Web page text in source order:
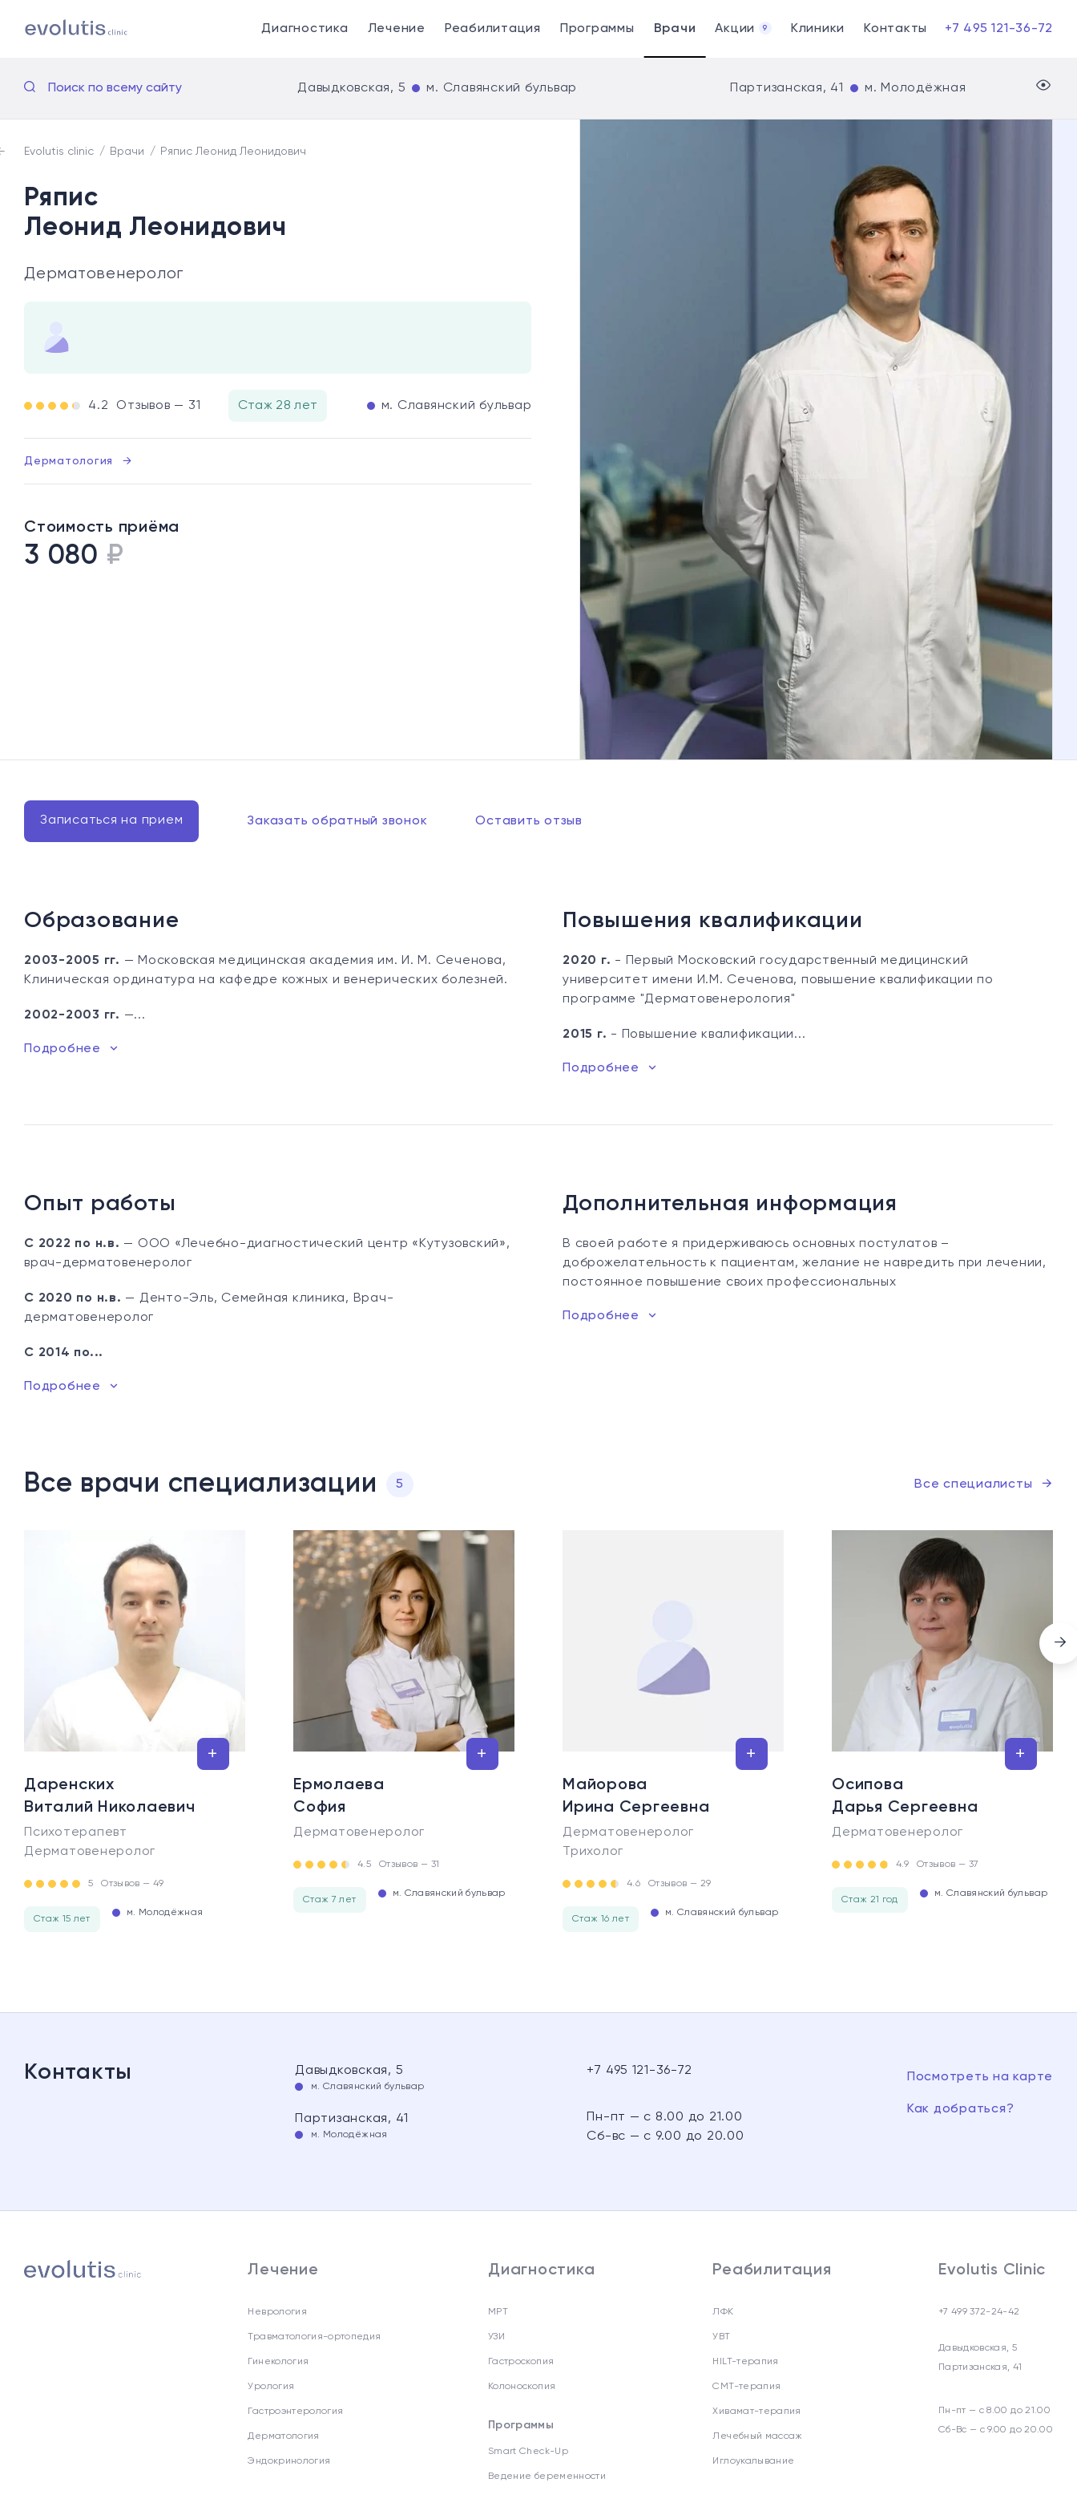
Диагностика Лечение Реабилитация Программы Врачи Акции 9 Клиники Контакты +7 495 121-36-72
Поиск по всему сайту Давыдковская, 5 м. Славянский бульвар Партизанская, 41 м. Молодёжная
Evolutis clinic Врачи Ряпис Леонид Леонидович
Ряпис
Леонид Леонидович
Дерматовенеролог
4.2 Отзывов — 31 Стаж 28 лет м. Славянский бульвар
Дерматология →
Стоимость приёма
3 080 ₽
Записаться на прием Заказать обратный звонок Оставить отзыв
Образование
2003-2005 гг. — Московская медицинская академия им. И. М. Сеченова,
Клиническая ординатура на кафедре кожных и венерических болезней.
2002-2003 гг. —...
Подробнее
Повышения квалификации
2020 г. - Первый Московский государственный медицинский
университет имени И.М. Сеченова, повышение квалификации по
программе "Дерматовенерология"
2015 г. - Повышение квалификации...
Подробнее
Опыт работы
С 2022 по н.в. — ООО «Лечебно-диагностический центр «Кутузовский»,
врач-дерматовенеролог
С 2020 по н.в. — Денто-Эль, Семейная клиника, Врач-
дерматовенеролог
С 2014 по...
Подробнее
Дополнительная информация
В своей работе я придерживаюсь основных постулатов –
доброжелательность к пациентам, желание не навредить при лечении,
постоянное повышение своих профессиональных
Подробнее
Все врачи специализации 5 Все специалисты →
Даренских
Виталий Николаевич
Психотерапевт
Дерматовенеролог
5 Отзывов — 49
Стаж 15 лет
м. Молодёжная
Ермолаева
София
Дерматовенеролог
4.5 Отзывов — 31
Стаж 7 лет
м. Славянский бульвар
Майорова
Ирина Сергеевна
Дерматовенеролог
Трихолог
4.6 Отзывов — 29
Стаж 16 лет
м. Славянский бульвар
Осипова
Дарья Сергеевна
Дерматовенеролог
4.9 Отзывов — 37
Стаж 21 год
м. Славянский бульвар
→
Контакты Давыдковская, 5
м. Славянский бульвар
Партизанская, 41
м. Молодёжная
+7 495 121-36-72
Пн-пт — с 8.00 до 21.00
Сб-вс — с 9.00 до 20.00
Посмотреть на карте
Как добраться?
Лечение
Неврология
Травматология-ортопедия
Гинекология
Урология
Гастроэнтерология
Дерматология
Эндокринология
Диагностика
МРТ
УЗИ
Гастроскопия
Колоноскопия
Программы
Smart Check-Up
Ведение беременности
Реабилитация
ЛФК
УВТ
HILT-терапия
СМТ-терапия
Хивамат-терапия
Лечебный массаж
Иглоукалывание
Evolutis Clinic
+7 499 372-24-42
Давыдковская, 5
Партизанская, 41
Пн-пт — с 8.00 до 21.00
Сб-Вс — с 9.00 до 20.00